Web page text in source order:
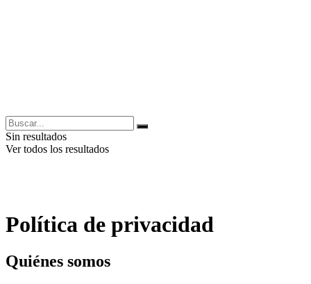
Sin resultados
Ver todos los resultados
Política de privacidad
Quiénes somos